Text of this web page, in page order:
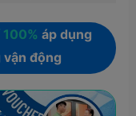
áp dụng
động